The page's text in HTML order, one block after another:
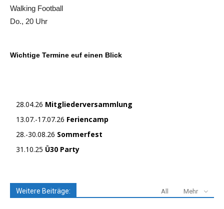
Walking Football
Do., 20 Uhr
Wichtige Termine euf einen Blick
28.04.26 Mitgliederversammlung
13.07.-17.07.26 Feriencamp
28.-30.08.26 Sommerfest
31.10.25 Ü30 Party
Weitere Beiträge: All Mehr